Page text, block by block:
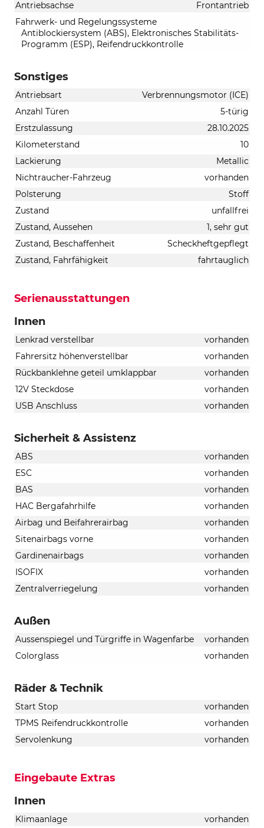
Antriebsachse
Frontantrieb
Fahrwerk- und Regelungssysteme
Antiblockiersystem (ABS), Elektronisches Stabilitäts-
Programm (ESP), Reifendruckkontrolle
Sonstiges
Antriebsart
Verbrennungsmotor (ICE)
Anzahl Türen
5-türig
Erstzulassung
28.10.2025
Kilometerstand
10
Lackierung
Metallic
Nichtraucher-Fahrzeug
vorhanden
Polsterung
Stoff
Zustand
unfallfrei
Zustand, Aussehen
1, sehr gut
Zustand, Beschaffenheit
Scheckheftgepflegt
Zustand, Fahrfähigkeit
fahrtauglich
Serienausstattungen
Innen
Lenkrad verstellbar
vorhanden
Fahrersitz höhenverstellbar
vorhanden
Rückbanklehne geteil umklappbar
vorhanden
12V Steckdose
vorhanden
USB Anschluss
vorhanden
Sicherheit & Assistenz
ABS
vorhanden
ESC
vorhanden
BAS
vorhanden
HAC Bergafahrhilfe
vorhanden
Airbag und Beifahrerairbag
vorhanden
Sitenairbags vorne
vorhanden
Gardinenairbags
vorhanden
ISOFIX
vorhanden
Zentralverriegelung
vorhanden
Außen
Aussenspiegel und Türgriffe in Wagenfarbe
vorhanden
Colorglass
vorhanden
Räder & Technik
Start Stop
vorhanden
TPMS Reifendruckkontrolle
vorhanden
Servolenkung
vorhanden
Eingebaute Extras
Innen
Klimaanlage
vorhanden